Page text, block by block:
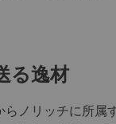
る逸材
ノリッチに所属